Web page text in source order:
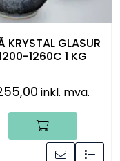
KRYSTAL GLASUR
1260C 1 KG
inkl. mva.